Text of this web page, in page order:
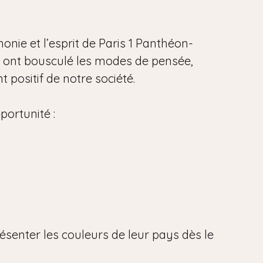
et l’esprit de Paris 1 Panthéon-
bousculé les modes de pensée,
positif de notre société.
:
les couleurs de leur pays dès le